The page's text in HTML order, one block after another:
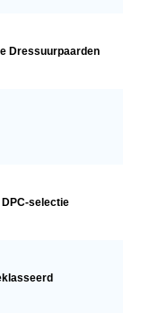
Dressuurpaarden
DPC-selectie